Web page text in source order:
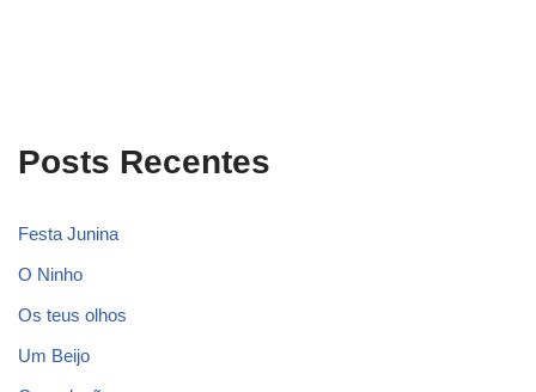
Posts Recentes
Festa Junina
O Ninho
Os teus olhos
Um Beijo